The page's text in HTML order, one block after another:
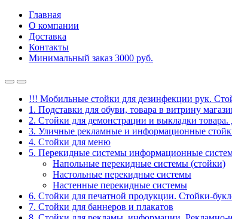
Главная
О компании
Доставка
Контакты
Минимальный заказ 3000 руб.
!!! Мобильные стойки для дезинфекции рук.
1. Подставки для обуви, товара в витрину
2. Стойки для демонстрации и выкладки
3. Уличные рекламные и информационные
4. Стойки для меню
5. Перекидные системы информационные
Напольные перекидные системы (стойки)
Настольные перекидные системы
Настенные перекидные системы
6. Стойки для печатной продукции. Стойки-
7. Стойки для баннеров и плакатов